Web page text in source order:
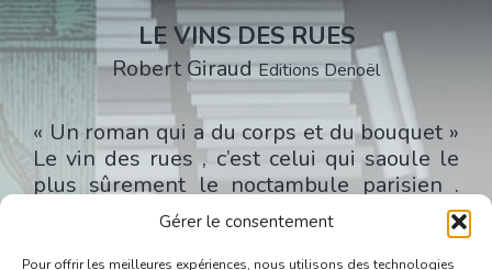
Gérer le consentement
Pour offrir les meilleures expériences, nous utilisons des technologies
LE VINS DES RUES
Robert GiraudEditions Denoël
« Un roman qui a du corps et du bouquet »
Le vin des rues , c’est celui qui saoule le
plus sûrement le noctambule parisien .
Ouvrez ce livre qui vous promènera des
Halles à la rue Mouffetard dans tous les
quartiers de Paris que la nuit révèle à eux